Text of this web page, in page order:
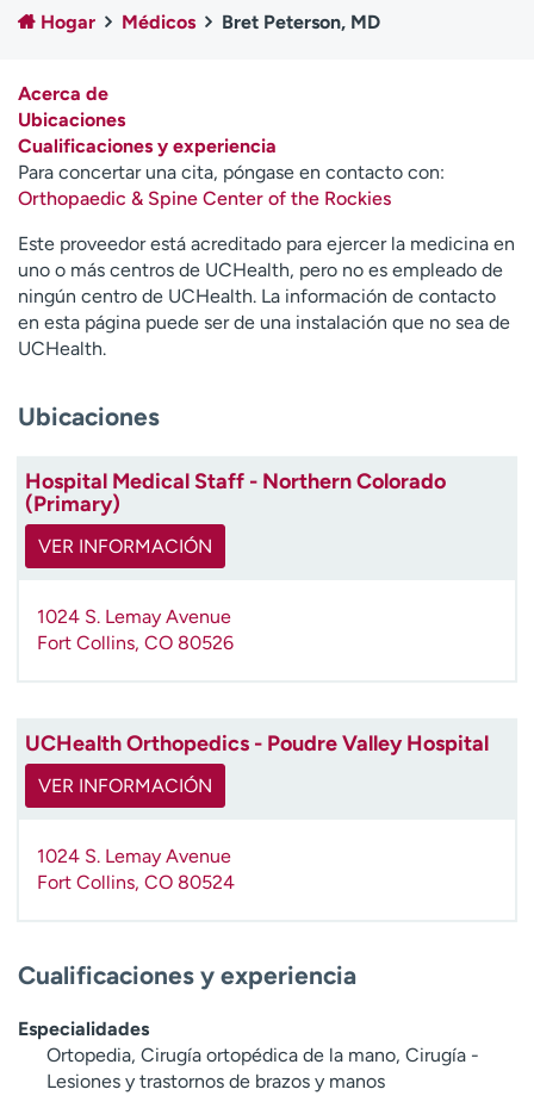
Atención a medios de
comunicación
Contáctenos Noticias e historias
A
y
ú
d
a
m
e
c
o
n
Hogar Médicos Bret Peterson, MD
Acerca de
Ubicaciones
Cualificaciones y experiencia
Para concertar una cita, póngase en contacto con:
Orthopaedic & Spine Center of the Rockies
Este proveedor está acreditado para ejercer la medicina en
uno o más centros de UCHealth, pero no es empleado de
ningún centro de UCHealth. La información de contacto
en esta página puede ser de una instalación que no sea de
UCHealth.
Ubicaciones
Hospital Medical Staff - Northern Colorado
(Primary)
VER INFORMACIÓN
1024 S. Lemay Avenue
Fort Collins, CO 80526
UCHealth Orthopedics - Poudre Valley Hospital
VER INFORMACIÓN
1024 S. Lemay Avenue
Fort Collins, CO 80524
Cualificaciones y experiencia
Especialidades
Ortopedia, Cirugía ortopédica de la mano, Cirugía -
Lesiones y trastornos de brazos y manos